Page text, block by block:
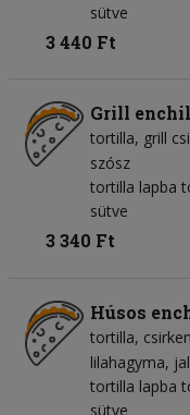
sütve
3 440 Ft
Grill
tortilla grill
szósz
tortilla lapba
sütve
3 340 Ft
Húsos
tortilla
lilahagyma
tortilla lapba
sütve